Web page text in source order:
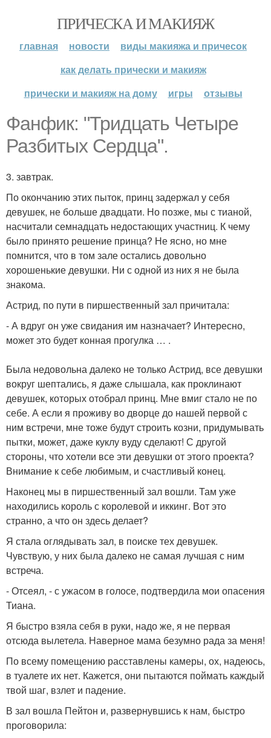
ПРИЧЕСКА И МАКИЯЖ
главная новости
виды макияжа и причесок
как делать прически и макияж
прически и макияж на дому
игры отзывы
Фанфик: "Тридцать Четыре
Разбитых Сердца".
3. завтрак.
По окончанию этих пыток, принц задержал у себя
девушек, не больше двадцати. Но позже, мы с тианой,
насчитали семнадцать недостающих участниц. К чему
было принято решение принца? Не ясно, но мне
помнится, что в том зале остались довольно
хорошенькие девушки. Ни с одной из них я не была
знакома.
Астрид, по пути в пиршественный зал причитала:
- А вдруг он уже свидания им назначает? Интересно,
может это будет конная прогулка … .
Была недовольна далеко не только Астрид, все девушки
вокруг шептались, я даже слышала, как проклинают
девушек, которых отобрал принц. Мне вмиг стало не по
себе. А если я проживу во дворце до нашей первой с
ним встречи, мне тоже будут строить козни, придумывать
пытки, может, даже куклу вуду сделают! С другой
стороны, что хотели все эти девушки от этого проекта?
Внимание к себе любимым, и счастливый конец.
Наконец мы в пиршественный зал вошли. Там уже
находились король с королевой и иккинг. Вот это
странно, а что он здесь делает?
Я стала оглядывать зал, в поиске тех девушек.
Чувствую, у них была далеко не самая лучшая с ним
встреча.
- Отсеял, - с ужасом в голосе, подтвердила мои опасения
Тиана.
Я быстро взяла себя в руки, надо же, я не первая
отсюда вылетела. Наверное мама безумно рада за меня!
По всему помещению расставлены камеры, ох, надеюсь,
в туалете их нет. Кажется, они пытаются поймать каждый
твой шаг, взлет и падение.
В зал вошла Пейтон и, развернувшись к нам, быстро
проговорила: